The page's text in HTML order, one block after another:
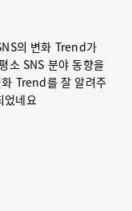
의 변화 Trend가
소 SNS 분야 동향을
Trend를 잘 알려주
었네요